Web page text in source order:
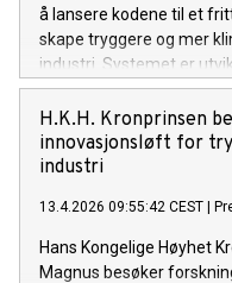
å lansere kodene til et
skape tryggere og mer
industri. Systemet er
H.K.H. Kronprinsen
innovasjonsløft for
industri
13.4.2026 09:55:42 CEST
Hans Kongelige Høyhet
Magnus besøker